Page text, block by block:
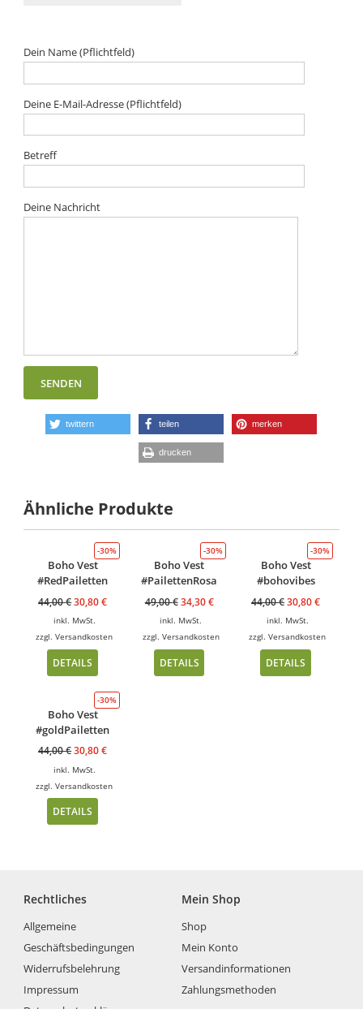
Dein Name (Pflichtfeld)
Deine E-Mail-Adresse (Pflichtfeld)
Betreff
Deine Nachricht
twittern teilen merken
drucken
Ähnliche Produkte
-30%
Boho Vest
#RedPailetten
44,00€30,80€
inkl. MwSt.
zzgl.Versandkosten
DETAILS
-30%
Boho Vest
#PailettenRosa
49,00€ 34,30€
inkl. MwSt.
zzgl. Versandkosten
DETAILS
-30%
Boho Vest
#bohovibes
44,00€30,80€
inkl. MwSt.
zzgl.Versandkosten
DETAILS
-30%
Boho Vest
#goldPailetten
44,00€30,80€
inkl. MwSt.
zzgl.Versandkosten
DETAILS
Rechtliches
Allgemeine
Geschäftsbedingungen
Widerrufsbelehrung
Impressum
Mein Shop
Shop
Mein Konto
Versandinformationen
Zahlungsmethoden